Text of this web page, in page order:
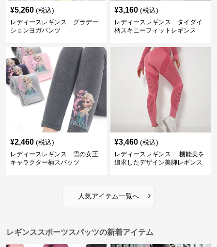
¥5,260 (税込)
レディースレギンス グラデー
ションヨガパンツ
¥3,160 (税込)
レディースレギンス タイダイ
柄スキニーフィットレギンス
¥2,460 (税込)
レディースレギンス 雪の女王
キャラクター柄スパッツ
¥3,460 (税込)
レディースレギンス 機能美を
追求したデザイン美脚レギンス
人気アイテム一覧へ ›
レギンススポーツスパッツの新着アイテム